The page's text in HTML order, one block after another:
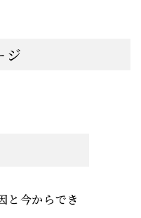
ジ
と今からでき